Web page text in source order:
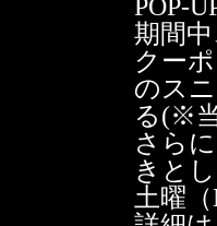
POP-
期間
クー
のス
る(※
さら
きと
土曜